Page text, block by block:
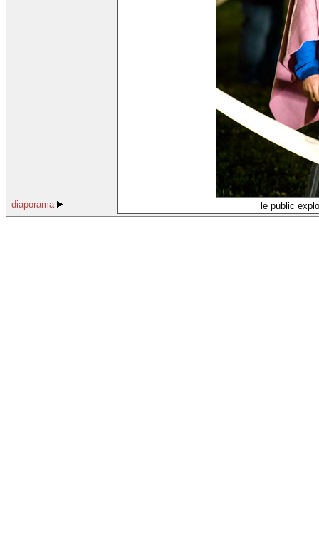
le public
diaporama